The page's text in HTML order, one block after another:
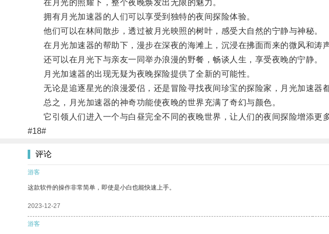
在月光的照耀下，整个夜晚焕发出无限的魅力。
拥有月光加速器的人们可以享受到独特的夜间探险体验。
他们可以在林间散步，透过被月光映照的树叶，感受大自然的宁静与神秘。
在月光加速器的帮助下，漫步在深夜的海滩上，沉浸在拂面而来的微风和涛声
还可以在月光下与亲友一同举办浪漫的野餐，畅谈人生，享受夜晚的宁静。
月光加速器的出现无疑为夜晚探险提供了全新的可能性。
无论是追逐星光的浪漫爱侣，还是冒险寻找夜间珍宝的探险家，月光加速器
总之，月光加速器的神奇功能使夜晚的世界充满了奇幻与颜色。
它引领人们进入一个与白昼完全不同的夜晚世界，让人们的夜间探险增添更多
#18#
评论
游客
这款软件的操作非常简单，即使是小白也能快速上手。
2023-12-27
游客